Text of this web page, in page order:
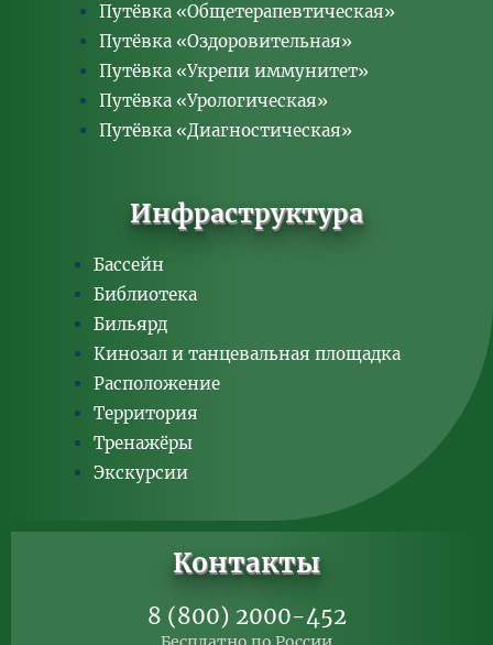
Путёвка «Общетерапевтическая»
Путёвка «Оздоровительная»
Путёвка «Укрепи иммунитет»
Путёвка «Урологическая»
Путёвка «Диагностическая»
Инфраструктура
Бассейн
Библиотека
Бильярд
Кинозал и танцевальная площадка
Расположение
Территория
Тренажёры
Экскурсии
Контакты
8 (800) 2000-452